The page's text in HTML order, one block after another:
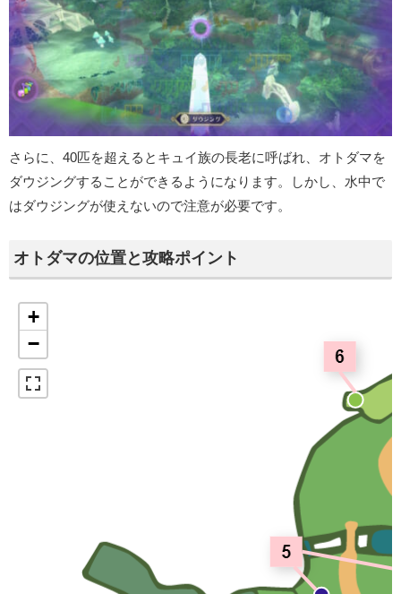
さらに、40匹を超えるとキュイ族の長老に呼ばれ、オトダマを
ダウジングすることができるようになります。しかし、水中で
はダウジングが使えないので注意が必要です。
オトダマの位置と攻略ポイント
+
−